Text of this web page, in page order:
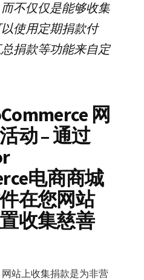
不仅仅是能够收集
使用定期捐款付
捐款等功能来自定
网
动 – 通过
电商商城
在您网站
收集慈善
网站上收集捐款是为非营